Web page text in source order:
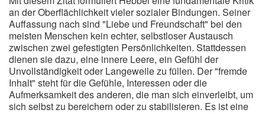
an der Oberflächlichkeit vieler sozialer Bindungen. Seiner
Auffassung nach sind "Liebe und Freundschaft" bei den
meisten Menschen kein echter, selbstloser Austausch
zwischen zwei gefestigten Persönlichkeiten. Stattdessen
dienen sie dazu, eine innere Leere, ein Gefühl der
Unvollständigkeit oder Langeweile zu füllen. Der "fremde
Inhalt" steht für die Gefühle, Interessen oder die
Aufmerksamkeit des anderen, die man sich einverleibt, um
sich selbst zu bereichern oder zu stabilisieren. Es ist eine